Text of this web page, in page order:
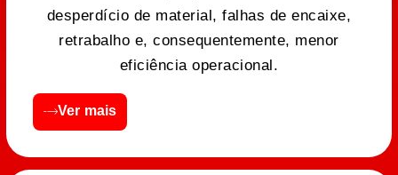
desperdício de material, falhas de encaixe,
retrabalho e, consequentemente, menor
eficiência operacional.
Ver mais